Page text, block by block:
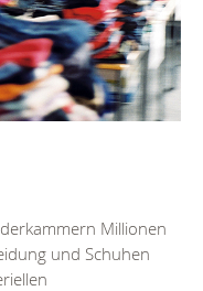
Millionen
und Schuhen